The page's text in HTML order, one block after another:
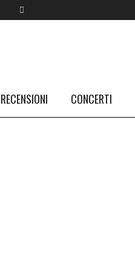
RECENSIONI CONCERTI